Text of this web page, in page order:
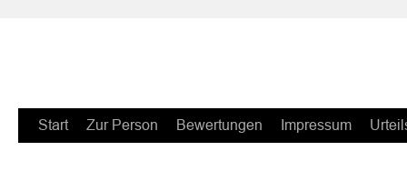
Zum
Start Zur Person Bewertungen Impressum